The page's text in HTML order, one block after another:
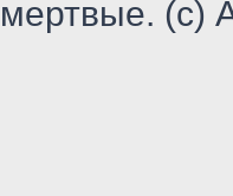
мертвые. (с)